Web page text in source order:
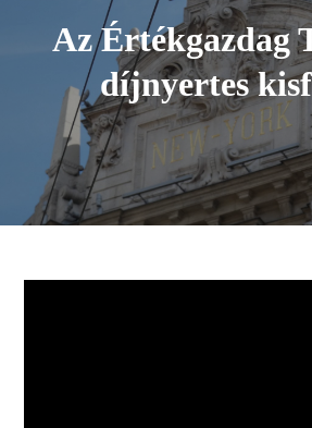
Az Értékgazdag
díjnyertes